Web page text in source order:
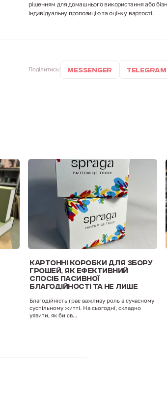
рішенням для домашнього використання або
індивідуальну пропозицію та оцінку вартості.
Поділитись: Messenger Telegram
КАРТОННІ КОРОБКИ ДЛЯ ЗБОРУ
ГРОШЕЙ, ЯК ЕФЕКТИВНИЙ
СПОСІБ ПАСИВНОЇ
БЛАГОДІЙНОСТІ ТА НЕ ЛИШЕ
Благодійність грає важливу роль в сучасному
суспільному житті. На сьогодні, складно
уявити, як би св...